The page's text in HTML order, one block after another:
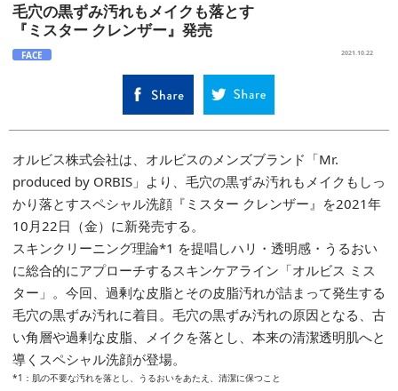
毛穴の黒ずみ汚れもメイクも落とす
『ミスター クレンザー』発売
FACE 2021.10.22
オルビス株式会社は、オルビスのメンズブランド「Mr.
produced by ORBIS」より、毛穴の黒ずみ汚れもメイクもしっ
かり落とすスペシャル洗顔『ミスター クレンザー』を2021年
10月22日（金）に新発売する。
スキンクリーニング理論*1 を提唱しハリ・透明感・うるおい
に総合的にアプローチするスキンケアライン「オルビス ミス
ター」。今回、過剰な皮脂とその皮脂汚れが詰まって発生する
毛穴の黒ずみ汚れに着目。毛穴の黒ずみ汚れの原因となる、古
い角層や過剰な皮脂、メイクを落とし、本来の清潔透明肌へと
導くスペシャル洗顔が登場。
*1：肌の不要な汚れを落とし、うるおいをあたえ、清潔に保つこと